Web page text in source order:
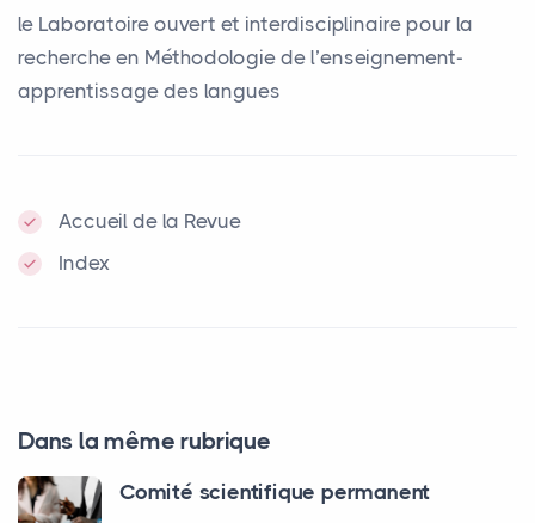
le Laboratoire ouvert et interdisciplinaire pour la
recherche en Méthodologie de l’enseignement-
apprentissage des langues
Accueil de la Revue
Index
Dans la même rubrique
Comité scientifique permanent